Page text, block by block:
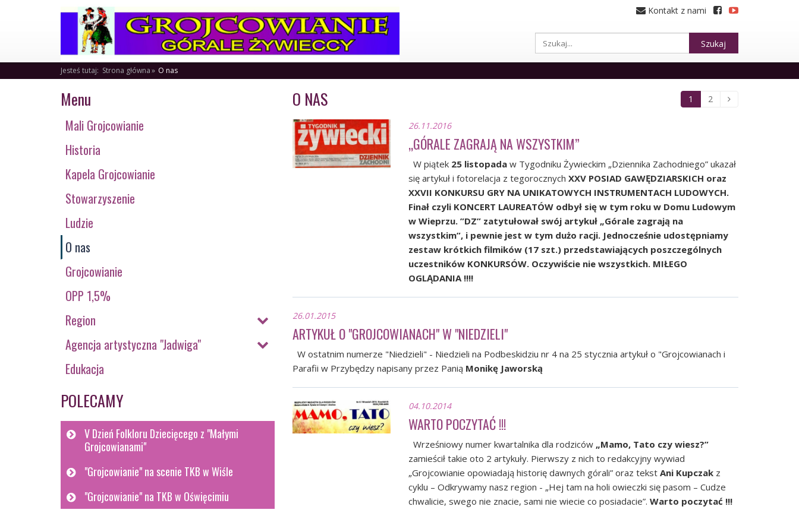
Kontakt z nami
Szukaj
Jesteś tutaj: Strona główna O nas
Menu
Mali Grojcowianie
Historia
Kapela Grojcowianie
Stowarzyszenie
Ludzie
O nas
Grojcowianie
OPP 1,5%
Region
Agencja artystyczna "Jadwiga"
Edukacja
POLECAMY
V Dzień Folkloru Dziecięcego z "Małymi
Grojcowianami"
"Grojcowianie" na scenie TKB w Wiśle
"Grojcowianie" na TKB w Oświęcimiu
O NAS 1 2
26.11.2016
„GÓRALE ZAGRAJĄ NA WSZYSTKIM”
W piątek 25 listopada w Tygodniku Żywieckim „Dziennika Zachodniego” ukazał
się artykuł i fotorelacja z tegorocznych XXV POSIAD GAWĘDZIARSKICH oraz
XXVII KONKURSU GRY NA UNIKATOWYCH INSTRUMENTACH LUDOWYCH.
Finał czyli KONCERT LAUREATÓW odbył się w tym roku w Domu Ludowym
w Wieprzu. ”DZ” zatytułował swój artykuł „Górale zagrają na
wszystkim”, i pewnie jest w tym dużo racji. Jednocześnie udostępniamy
zestaw krótkich filmików (17 szt.) przedstawiających poszczególnych
uczestników KONKURSÓW. Oczywiście nie wszystkich. MIŁEGO
OGLĄDANIA !!!!
26.01.2015
ARTYKUŁ O "GROJCOWIANACH" W "NIEDZIELI"
W ostatnim numerze "Niedzieli" - Niedzieli na Podbeskidziu nr 4 na 25 stycznia artykuł o "Grojcowianach i
Parafii w Przybędzy napisany przez Panią Monikę Jaworską
04.10.2014
WARTO POCZYTAĆ !!!
Wrześniowy numer kwartalnika dla rodziców „Mamo, Tato czy wiesz?”
zamieścił takie oto 2 artykuły. Pierwszy z nich to redakcyjny wywiad
„Grojcowianie opowiadają historię dawnych górali” oraz tekst Ani Kupczak z
cyklu – Odkrywamy nasz region - „Hej tam na holi owieczki się pasom – Cudze
chwalicie, swego nie znacie, sami nie wiecie co posiadacie”. Warto poczytać !!!